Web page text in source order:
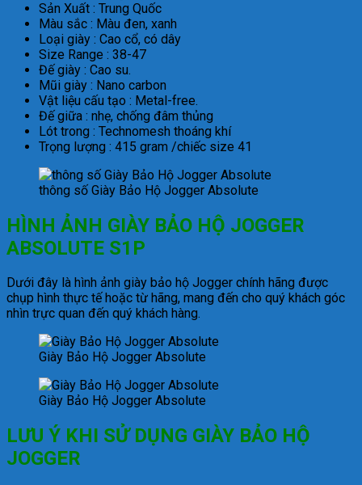
Sản Xuất : Trung Quốc
Màu sắc : Màu đen, xanh
Loại giày : Cao cổ, có dây
Size Range : 38-47
Đế giày : Cao su.
Mũi giày : Nano carbon
Vật liệu cấu tạo : Metal-free.
Đế giữa : nhẹ, chống đâm thủng
Lót trong : Technomesh thoáng khí
Trọng lượng : 415 gram /chiếc size 41
thông số Giày Bảo Hộ Jogger Absolute
HÌNH ẢNH GIÀY BẢO HỘ JOGGER
ABSOLUTE S1P
Dưới đây là hình ảnh giày bảo hộ Jogger chính hãng được
chụp hình thực tế hoặc từ hãng, mang đến cho quý khách góc
nhìn trực quan đến quý khách hàng.
Giày Bảo Hộ Jogger Absolute
Giày Bảo Hộ Jogger Absolute
LƯU Ý KHI SỬ DỤNG GIÀY BẢO HỘ
JOGGER